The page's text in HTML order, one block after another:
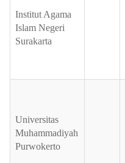
Institut Agama
Islam Negeri
Surakarta
Universitas
Muhammadiyah
Purwokerto